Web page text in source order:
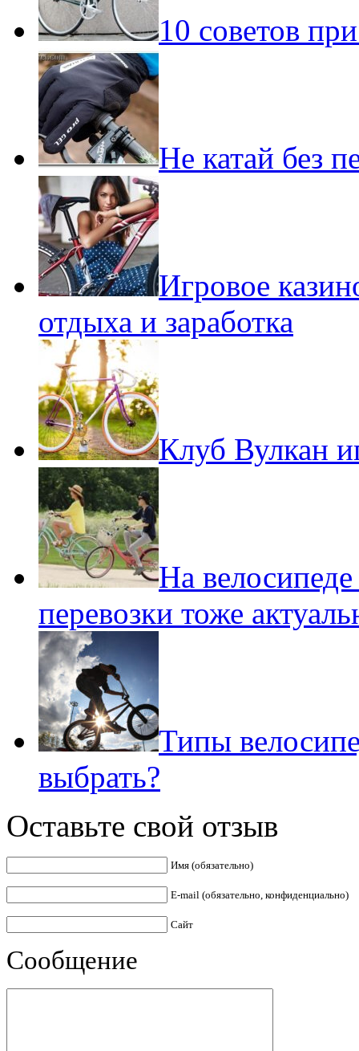
10 советов
Не катай без
Игровое
отдыха и заработка
Клуб Вулкан
На
перевозки тоже
Типы
выбрать?
Оставьте свой отзыв
Имя (обязательно)
E-mail (обязательно, конфиденциально)
Сайт
Сообщение